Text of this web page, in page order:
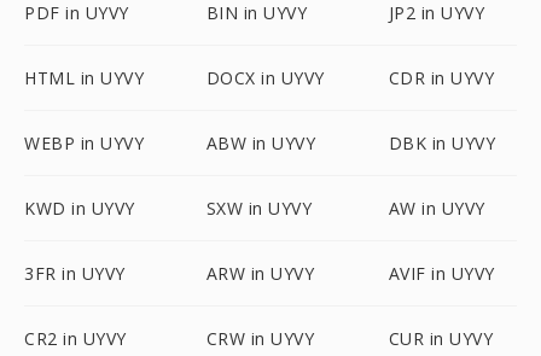
PDF in UYVY BIN in UYVY JP2 in UYVY
HTML in UYVY DOCX in UYVY CDR in UYVY
WEBP in UYVY ABW in UYVY DBK in UYVY
KWD in UYVY SXW in UYVY AW in UYVY
3FR in UYVY ARW in UYVY AVIF in UYVY
CR2 in UYVY CRW in UYVY CUR in UYVY